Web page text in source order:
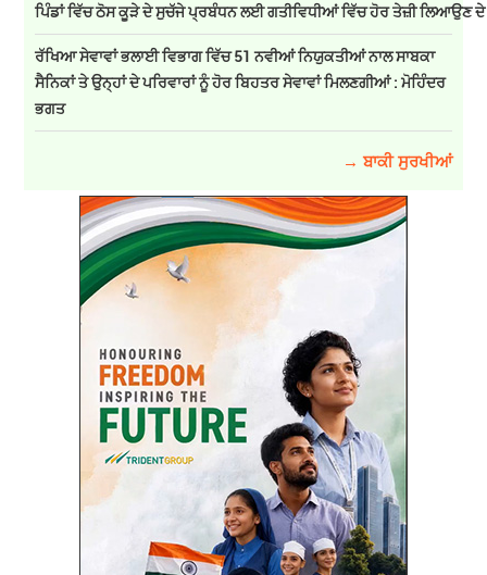
ਪਿੰਡਾਂ ਵਿੱਚ ਠੋਸ ਕੂੜੇ ਦੇ ਸੁਚੱਜੇ ਪ੍ਰਬੰਧਨ ਲਈ ਗਤੀਵਿਧੀਆਂ ਵਿੱਚ ਹੋਰ ਤੇਜ਼ੀ ਲਿਆਉਣ
ਰੱਖਿਆ ਸੇਵਾਵਾਂ ਭਲਾਈ ਵਿਭਾਗ ਵਿੱਚ 51 ਨਵੀਆਂ ਨਿਯੁਕਤੀਆਂ ਨਾਲ ਸਾਬਕਾ
ਸੈਨਿਕਾਂ ਤੇ ਉਨ੍ਹਾਂ ਦੇ ਪਰਿਵਾਰਾਂ ਨੂੰ ਹੋਰ ਬਿਹਤਰ ਸੇਵਾਵਾਂ ਮਿਲਣਗੀਆਂ : ਮੋਹਿੰਦਰ
ਭਗਤ
→ ਬਾਕੀ ਸੁਰਖੀਆਂ